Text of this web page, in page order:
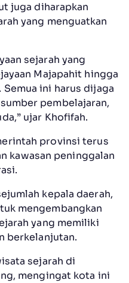
juga diharapkan
yang menguatkan
sejarah yang
Majapahit hingga
ini harus dijaga
pembelajaran,
ujar Khofifah.
provinsi terus
kawasan peninggalan
kepala daerah,
mengembangkan
yang memiliki
berkelanjutan.
sejarah di
mengingat kota ini